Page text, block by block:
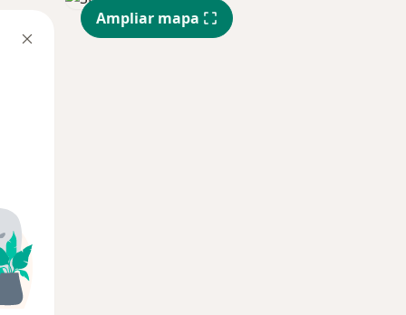
Ampliar mapa